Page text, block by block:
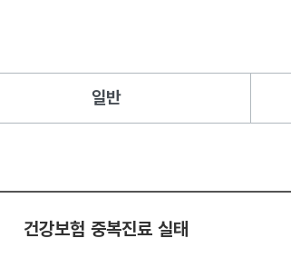
일반
건강보험 중복진료 실태